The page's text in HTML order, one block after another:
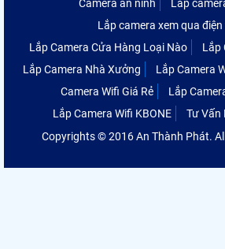
Camera an ninh
Lắp
Lắp camera xem qua
Lắp Camera Cửa Hàng Loại Nào
Lắp
Lắp Camera Nhà Xưởng
Lắp Camera
Camera Wifi Giá Rẻ
Lắp
Lắp Camera Wifi KBONE
Tư Vấn
Copyrights © 2016 An Thành Phát.